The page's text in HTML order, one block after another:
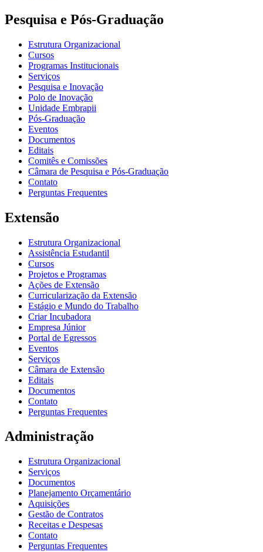
Pesquisa e Pós-Graduação
Estrutura Organizacional
Cursos
Programas Institucionais
Serviços
Pesquisa e Inovação
Polo de Inovação
Unidade Embrapii
Pós-Graduação
Eventos
Documentos
Editais
Comitês e Comissões
Câmara de Pesquisa e Pós-Graduação
Contato
Perguntas Frequentes
Extensão
Estrutura Organizacional
Assistência Estudantil
Cursos
Projetos e Programas
Ações de Extensão
Curricularização da Extensão
Estágio e Mundo do Trabalho
Criar Incubadora
Empresa Júnior
Portal de Egressos
Eventos
Serviços
Câmara de Extensão
Editais
Documentos
Contato
Perguntas Frequentes
Administração
Estrutura Organizacional
Serviços
Documentos
Planejamento Orçamentário
Aquisições
Gestão de Contratos
Receitas e Despesas
Contato
Perguntas Frequentes